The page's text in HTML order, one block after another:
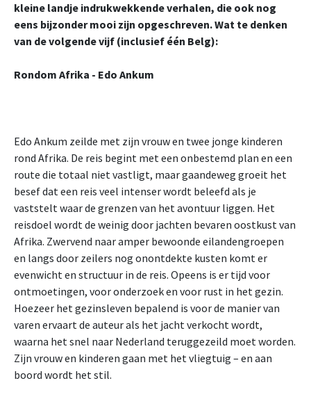
kleine landje indrukwekkende verhalen, die ook nog
eens bijzonder mooi zijn opgeschreven. Wat te denken
van de volgende vijf (inclusief één Belg):
Rondom Afrika - Edo Ankum
Edo Ankum zeilde met zijn vrouw en twee jonge kinderen
rond Afrika. De reis begint met een onbestemd plan en een
route die totaal niet vastligt, maar gaandeweg groeit het
besef dat een reis veel intenser wordt beleefd als je
vaststelt waar de grenzen van het avontuur liggen. Het
reisdoel wordt de weinig door jachten bevaren oostkust van
Afrika. Zwervend naar amper bewoonde eilandengroepen
en langs door zeilers nog onontdekte kusten komt er
evenwicht en structuur in de reis. Opeens is er tijd voor
ontmoetingen, voor onderzoek en voor rust in het gezin.
Hoezeer het gezinsleven bepalend is voor de manier van
varen ervaart de auteur als het jacht verkocht wordt,
waarna het snel naar Nederland teruggezeild moet worden.
Zijn vrouw en kinderen gaan met het vliegtuig – en aan
boord wordt het stil.